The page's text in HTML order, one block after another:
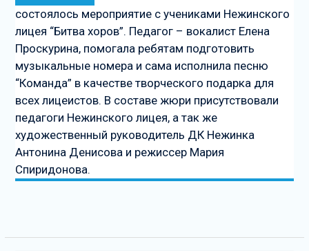
состоялось мероприятие с учениками Нежинского
лицея “Битва хоров”. Педагог – вокалист Елена
Проскурина, помогала ребятам подготовить
музыкальные номера и сама исполнила песню
“Команда” в качестве творческого подарка для
всех лицеистов. В составе жюри присутствовали
педагоги Нежинского лицея, а так же
художественный руководитель ДК Нежинка
Антонина Денисова и режиссер Мария
Спиридонова.